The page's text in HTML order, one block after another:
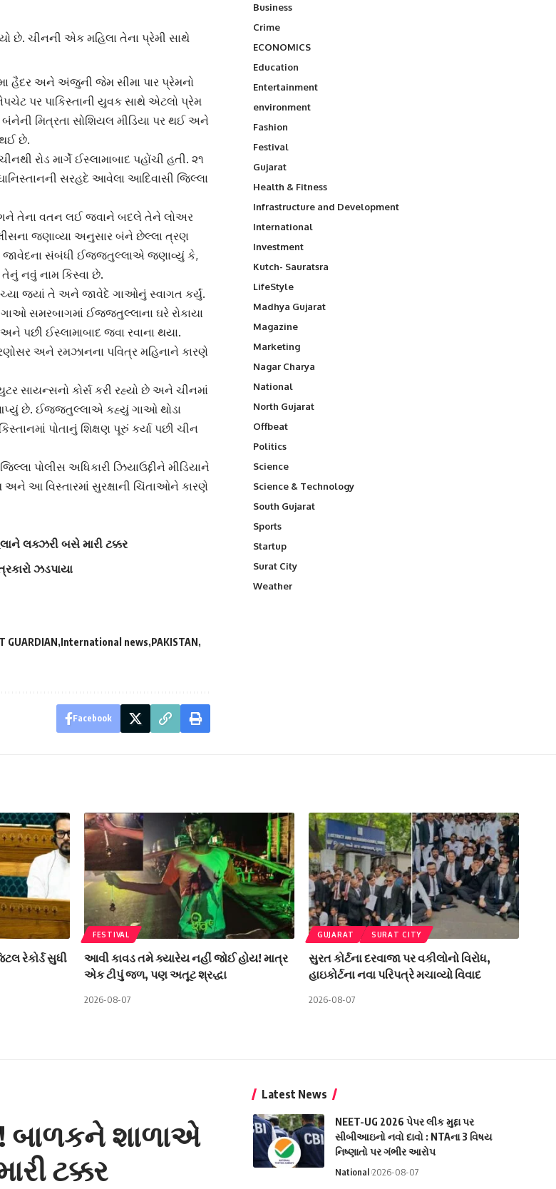
છે. ચીનની એક મહિલા તેના પ્રેમી સાથે
હૈદર અને અંજુની જેમ સીમા પાર પ્રેમનો
પર પાકિસ્તાની યુવક સાથે એટલો પ્રેમ
મિત્રતા સોશિયલ મીડિયા પર થઈ અને
છે.
રોડ માર્ગેઈસ્લામાબાદ પહોંચી હતી. ૨૧
સરહદે આવેલા આદિવાસી જિલ્લા
ફેંગને તેના વતન લઈ જવાને બદલે તેને લોઅર
જણાવ્યા અનુસાર બંને છેલ્લા ત્રણ
જાવેદના સંબંધી ઈજ્જતુલ્લાએ જણાવ્યું કે,
નવું નામ કિસ્વા છે.
જ્યાં તે અને જાવેદે ગાઓનું સ્વાગત કર્યું.
સમરબાગમાં ઈજ્જતુલ્લાના ઘરે રોકાયા
પછી ઈસ્લામાબાદ જવા રવાના થયા.
અને રમઝાનના પવિત્ર મહિનાને કારણે
સાયન્સનો કોર્સ કરી રહ્યો છે અને ચીનમાં
છે. ઈજ્જતુલ્લાએ કહ્યું ગાઓ થોડા
માં પોતાનું શિક્ષણ પૂરું કર્યા પછી ચીન
પોલીસ અધિકારી ઝિયાઉદ્દીને મીડિયાને
અને આ વિસ્તારમાં સુરક્ષાની ચિંતાઓને કારણે
લક્ઝરી બસે મારી ટક્કર
ઝડપાયા
GUARDIAN International news PAKISTAN
Facebook
Business
Crime
ECONOMICS
Education
Entertainment
environment
Fashion
Festival
Gujarat
Health & Fitness
Infrastructure and Development
International
Investment
Kutch- Sauratsra
LifeStyle
Madhya Gujarat
Magazine
Marketing
Nagar Charya
National
North Gujarat
Offbeat
Politics
Science
Science & Technology
South Gujarat
Sports
Startup
Surat City
Weather
રેકોર્ડ સુધી
FESTIVAL
આવી કાવડ તમે ક્યારેય નહીં જોઈ હોય! માત્ર
એક ટીપું જળ, પણ અતૂટ શ્રદ્ધા
2026-08-07
GUJARAT SURAT CITY
સુરત કોર્ટના દરવાજા પર વકીલોનો વિરોધ,
હાઇકોર્ટના નવા પરિપત્રે મચાવ્યો વિવાદ
2026-08-07
બાળકને શાળાએ
ટક્કર
Latest News
NEET-UG 2026 પેપર લીક મુદ્દા પર
સીબીઆઇનો નવો દાવો : NTAના 3 વિષય
નિષ્ણાતો પર ગંભીર આરોપ
National 2026-08-07